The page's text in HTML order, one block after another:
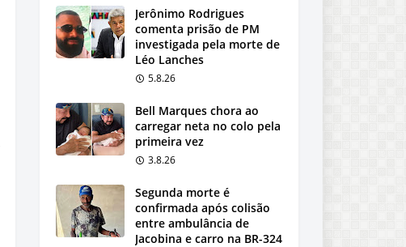
Jerônimo Rodrigues
comenta prisão de PM
investigada pela morte de
Léo Lanches
5.8.26
Bell Marques chora ao
carregar neta no colo pela
primeira vez
3.8.26
Segunda morte é
confirmada após colisão
entre ambulância de
Jacobina e carro na BR-324